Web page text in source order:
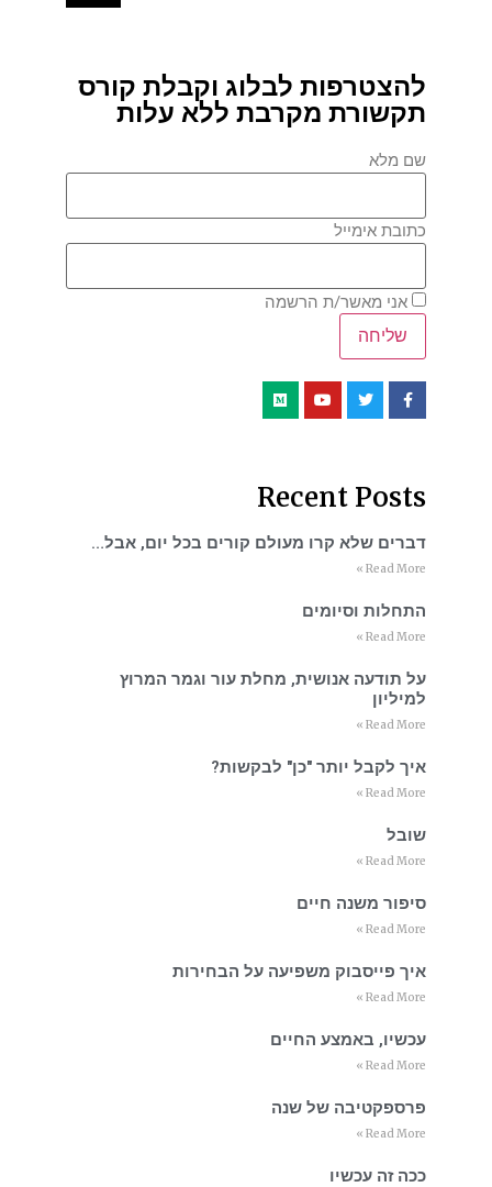
להצטרפות לבלוג וקבלת קורס
תקשורת מקרבת ללא עלות
שם מלא
כתובת אימייל
אני מאשר/ת הרשמה
Recent Posts
דברים שלא קרו מעולם קורים בכל יום, אבל…
Read More »
התחלות וסיומים
Read More »
על תודעה אנושית, מחלת עור וגמר המרוץ
למיליון
Read More »
איך לקבל יותר "כן" לבקשות?
Read More »
שובל
Read More »
סיפור משנה חיים
Read More »
איך פייסבוק משפיעה על הבחירות
Read More »
עכשיו, באמצע החיים
Read More »
פרספקטיבה של שנה
Read More »
ככה זה עכשיו